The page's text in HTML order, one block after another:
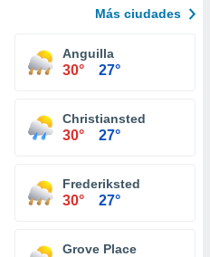
Más ciudades
Anguilla
30° 27°
Christiansted
30° 27°
Frederiksted
30° 27°
Grove Place